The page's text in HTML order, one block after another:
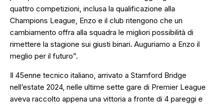
quattro competizioni, inclusa la qualificazione alla
Champions League, Enzo e il club ritengono che un
cambiamento offra alla squadra le migliori possibilità di
rimettere la stagione sui giusti binari. Auguriamo a Enzo il
meglio per il futuro”.
Il 45enne tecnico italiano, arrivato a Stamford Bridge
nell’estate 2024, nelle ultime sette gare di Premier League
aveva raccolto appena una vittoria a fronte di 4 pareggi e